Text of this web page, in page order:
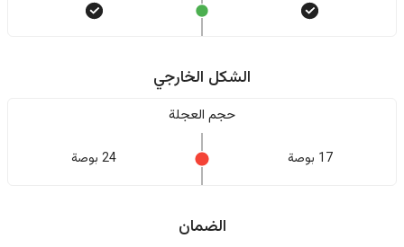
الشكل الخارجي
حجم العجلة
17 بوصة 24 بوصة
الضمان